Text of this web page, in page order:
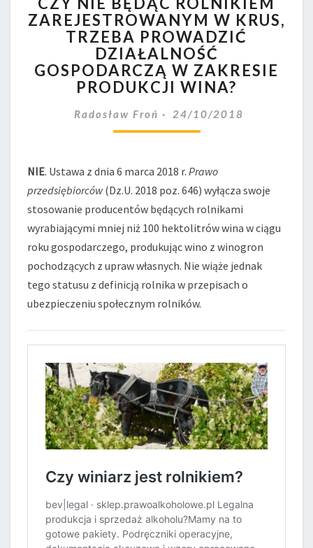
NIE
BĘDĄC
ROLNIKIEM
ZAREJESTROWANYM
W
KRUS,
TRZEBA
PROWADZIĆ
DZIAŁALNOŚĆ
ZAKRESIE
PRODUKCJI
WINA?
ZAREJESTROWANYM W KRUS,
TRZEBA PROWADZIĆ
DZIAŁALNOŚĆ
GOSPODARCZĄ W ZAKRESIE
PRODUKCJI WINA?
Radosław Froń 24/10/2018
NIE. Ustawa z dnia 6 marca 2018 r. Prawo
przedsiębiorców(Dz.U. 2018 poz. 646) wyłącza swoje
stosowanie producentów będących rolnikami
wyrabiającymi mniej niż 100 hektolitrów wina w ciągu
roku gospodarczego, produkując wino z winogron
pochodzących z upraw własnych. Nie wiąże jednak
tego statusu z definicją rolnika w przepisach o
ubezpieczeniu społecznym rolników.